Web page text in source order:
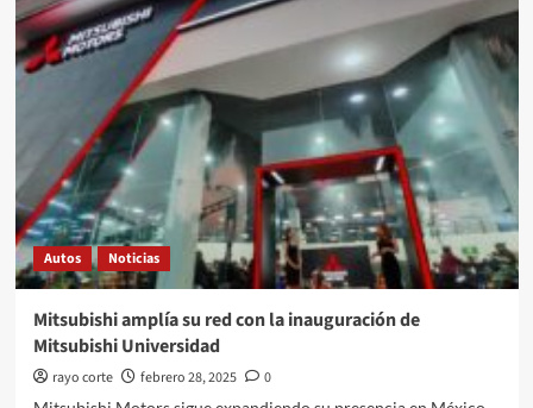
presenta
el
EV4
Concept
EV2
como
parte
de
su
estrategia
de
Autos Noticias
Mitsubishi amplía su red con la inauguración de
Mitsubishi Universidad
rayo corte febrero 28, 2025
0